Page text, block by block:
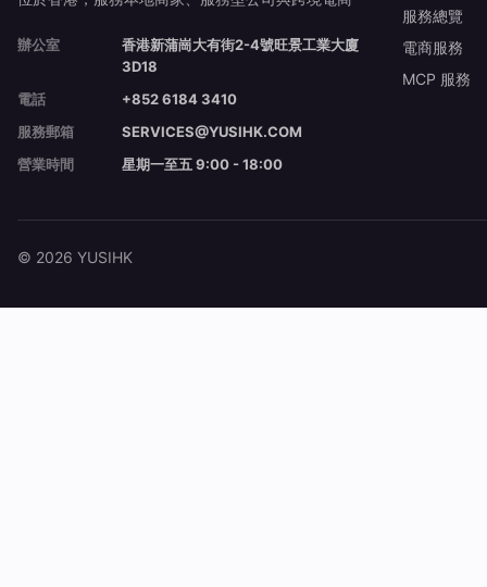
辦公室
香港新蒲崗大有街2-4號旺景工業大廈
3D18
電話
+852 6184 3410
服務郵箱
SERVICES@YUSIHK.COM
營業時間
星期一至五 9:00 - 18:00
服務總覽
電商服務
MCP 服務
© 2026 YUSIHK